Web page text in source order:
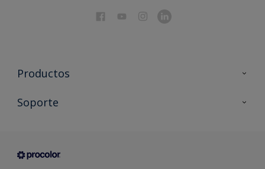
Productos
Todos los productos
Condiciones generales de venta
Soporte
Sobre Procolor